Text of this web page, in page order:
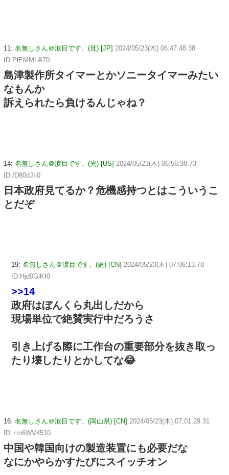
11: 名無しさん＠涙目です。(茸) [JP] 2024/05/23(木) 06:47:48.38
ID:PlEMMLA70
島津製作所タイマーとかソニータイマーみたい
なもんか
訴えられたら負けるんじゃね？
14: 名無しさん＠涙目です。(光) [US] 2024/05/23(木) 06:56:38.73
ID:/D80dJIi0
日本政府見てるか？危機感持つとはこういうこ
とだぞ
19: 名無しさん＠涙目です。(庭) [CN] 2024/05/23(木) 07:06:13.78
ID:Hjd0GiKf0
>>14
政府はぼんくら丸出しだから
現場単位で絶賛実行中だろうさ
引き上げる際に工作台の重要部分を抜き取っ
たり壊したりとかしてな😂
16: 名無しさん＠涙目です。(岡山県) [CN] 2024/05/23(木) 07:01:29.31
ID:+m6WV4510
中国や韓国向けの製造装置にも必要だな
なにかやらかすたびにスイッチオン